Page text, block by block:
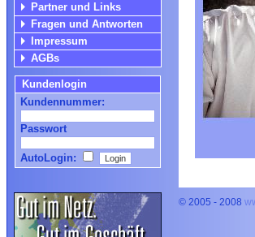
Partner und Links
Fragen und Antworten
Impressum
AGBs
Kundenlogin
Kundennummer:
Passwort
AutoLogin:
© 2005 - 2008